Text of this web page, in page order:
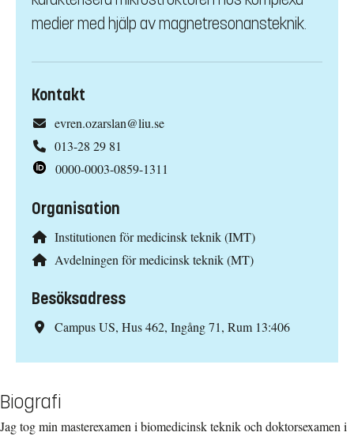
medier med hjälp av magnetresonansteknik.
Kontakt
evren.ozarslan@liu.se
013-28 29 81
0000-0003-0859-1311
Organisation
Institutionen för medicinsk teknik (IMT)
Avdelningen för medicinsk teknik (MT)
Besöksadress
Campus US, Hus 462, Ingång 71, Rum 13:406
Biografi
Jag tog min masterexamen i biomedicinsk teknik och doktorsexamen i